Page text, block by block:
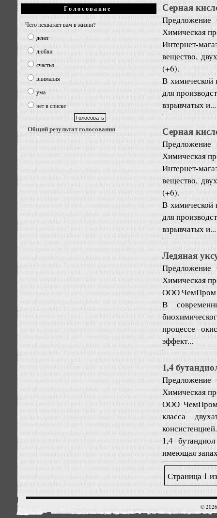
Голосование
Чего нехватает вам в жизни?
денег
любви
счастья
внимания
ума
нет в списке
Общий результат голосования
Серная
Предложение
Химическая
Интернет-
вещество,
(+6).
В химической
для
взрывчатых и...
Серная
Предложение
Химическая
Интернет-
вещество,
(+6).
В химической
для
взрывчатых и...
Ледяная
Предложение
Химическая
ООО ЧемПром
В
процессе
эффект...
1,4
Предложение
Химическая
ООО ЧемПром
класса
консистенцией.
1,4
имеющая
Страница 1
©